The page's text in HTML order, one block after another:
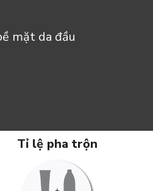
mặt da đầu
Tỉ lệ pha trộn